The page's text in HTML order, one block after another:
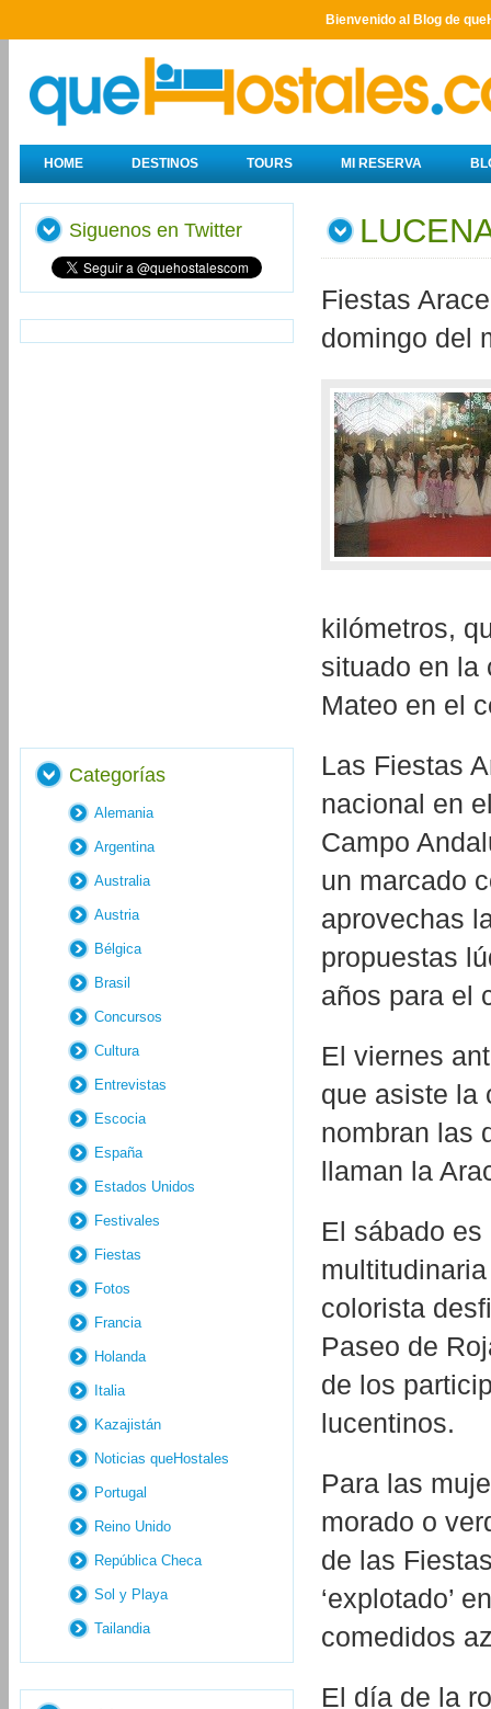
Bienvenido al Blog de
HOME DESTINOS TOURS MI RESERVA
Fiestas
domingo del
kilómetros,
situado en la
Mateo en el
Las Fiestas
nacional en
Campo
un marcado
aprovechas
propuestas
años para el
El viernes
que asiste la
nombran las
llaman la
El sábado
colorista
Paseo de
de los
lucentinos.
Para las
morado o
de las
‘explotado’
comedidos
El día de la
Siguenos en Twitter
Categorías
Alemania
Argentina
Australia
Austria
Bélgica
Brasil
Concursos
Cultura
Entrevistas
Escocia
España
Estados Unidos
Festivales
Fiestas
Fotos
Francia
Holanda
Italia
Kazajistán
Noticias queHostales
Portugal
Reino Unido
República Checa
Sol y Playa
Tailandia